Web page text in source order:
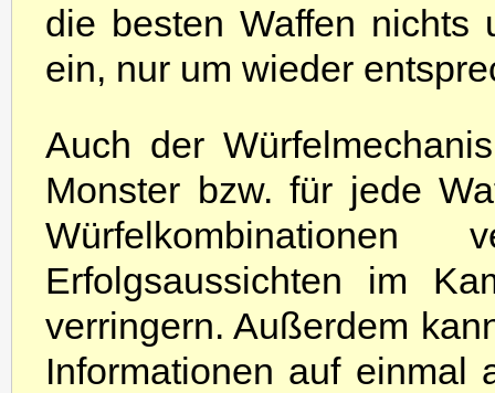
die besten Waffen nichts
ein, nur um wieder
Auch der
Monster bzw. für jede
Erfolgsaussichten im
verringern. Außerdem
Informationen auf einmal